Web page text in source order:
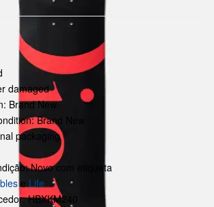
damaged
Brand New
Brand New
packaging
Novo com etiqueta
eLife
HBXKM240